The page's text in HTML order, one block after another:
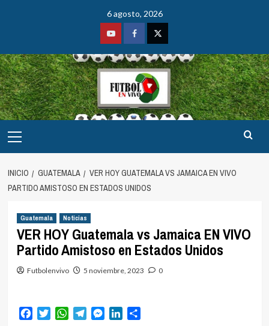
6 agosto, 2026
YoutubeFacebookTwitter
principal
INICIO GUATEMALA
VER HOY GUATEMALA VS JAMAICA EN VIVO
PARTIDO AMISTOSO EN ESTADOS UNIDOS
Guatemala Noticias
VER HOY Guatemala vs Jamaica EN VIVO
Partido Amistoso en Estados Unidos
Futbolenvivo 5 noviembre, 2023 0
FacebookTwitterWhatsApp
TelegramMessenger
LinkedIn